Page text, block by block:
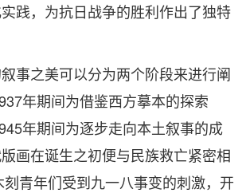
践，为抗日战争的胜利作出了独特
之美可以分为两个阶段来进行阐
年期间为借鉴西方摹本的探索
年期间为逐步走向本土叙事的成
画在诞生之初便与民族救亡紧密相
青年们受到九一八事变的刺激，开